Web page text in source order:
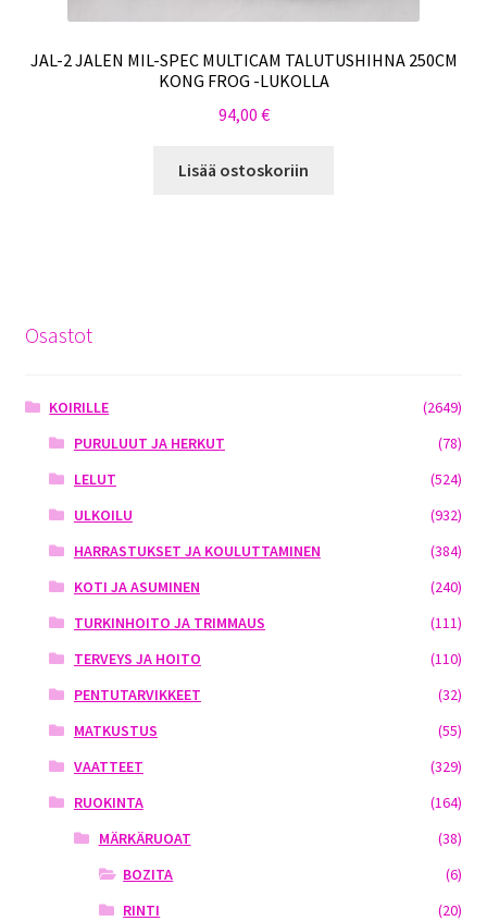
JAL-2 JALEN MIL-SPEC MULTICAM TALUTUSHIHNA 250CM
KONG FROG -LUKOLLA
94,00 €
Lisää ostoskoriin
Osastot
KOIRILLE
(2649)
PURULUUT JA HERKUT
(78)
LELUT
(524)
ULKOILU
(932)
HARRASTUKSET JA KOULUTTAMINEN
(384)
KOTI JA ASUMINEN
(240)
TURKINHOITO JA TRIMMAUS
(111)
TERVEYS JA HOITO
(110)
PENTUTARVIKKEET
(32)
MATKUSTUS
(55)
VAATTEET
(329)
RUOKINTA
(164)
MÄRKÄRUOAT
(38)
BOZITA
(6)
RINTI
(20)